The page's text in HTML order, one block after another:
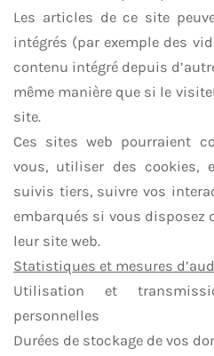
Les articles de ce site
intégrés (par exemple des
contenu intégré depuis
même manière que si le
site.
Ces sites web pourraient
vous, utiliser des cookies,
suivis tiers, suivre vos
embarqués si vous disposez
leur site web.
Statistiques et mesures
Utilisation et
personnelles
Durées de stockage de vos